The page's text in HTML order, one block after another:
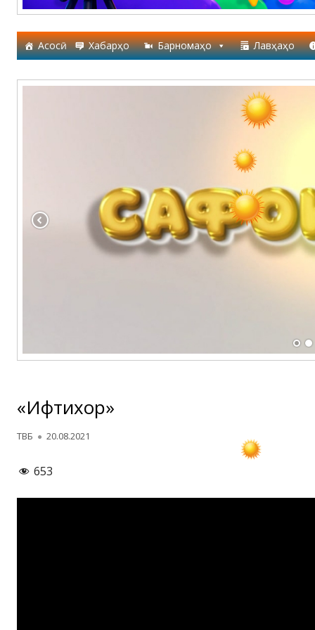
Асосӣ Хабарҳо Барномаҳо Лавҳаҳо
«Ифтихор»
Автор
ТВБ Опубликовано
20.08.2021
653